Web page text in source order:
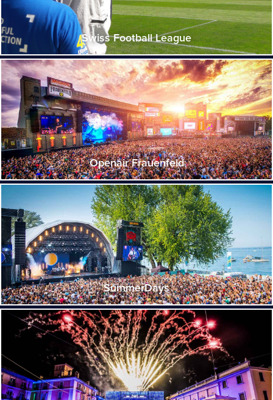
Swiss Football League
Openair Frauenfeld
SummerDays